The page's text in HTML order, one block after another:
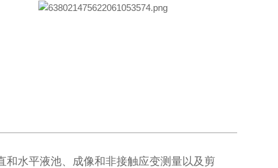
和水平液池、成像和非接触应变测量以及剪